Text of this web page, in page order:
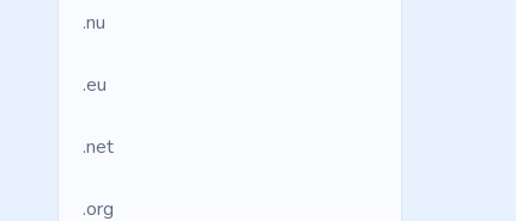
.nu
.eu
.net
.org